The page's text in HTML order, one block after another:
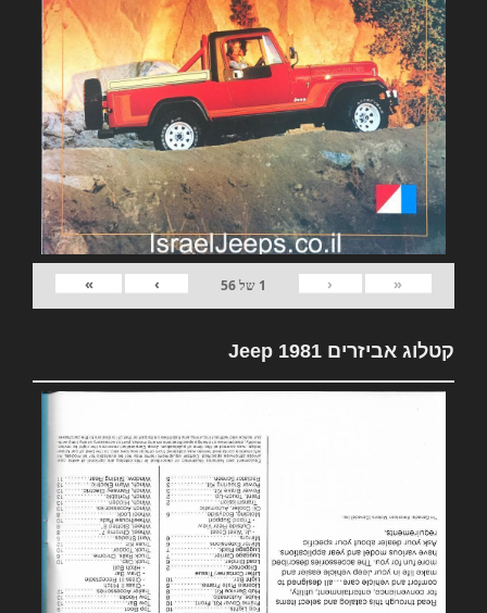
«
‹
1 של56
›
»
קטלוג אביזרים 1981 Jeep